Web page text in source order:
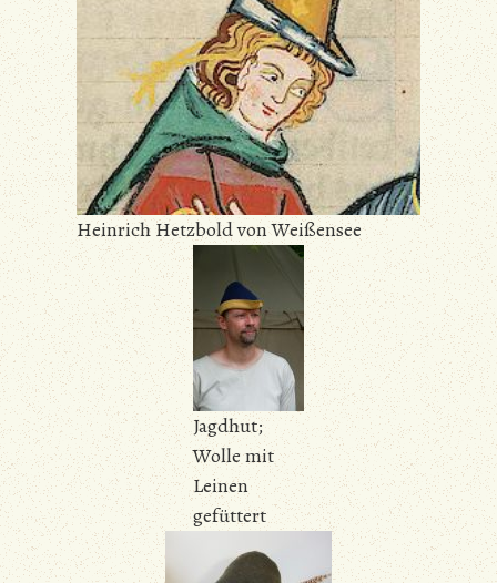
Heinrich Hetzbold von Weißensee
Jagdhut;
Wolle mit
Leinen
gefüttert